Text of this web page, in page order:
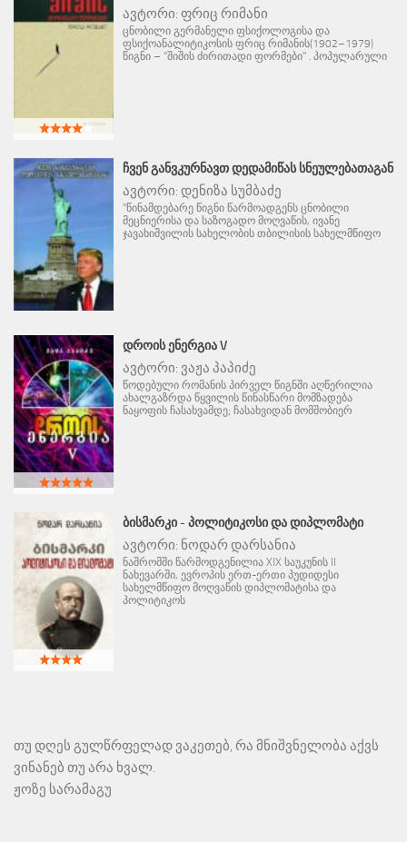
ავტორი: ფრიც რიმანი
ცნობილი გერმანელი ფსიქოლოგისა და
ფსიქოანალიტიკოსის ფრიც რიმანის(1902–1979)
წიგნი – "შიშის ძირითადი ფორმები" . პოპულარული
ᲩᲕᲔᲜ ᲒᲐᲜᲕᲙᲣᲠᲜᲐᲕᲗ ᲓᲔᲓᲐᲛᲘᲬᲐᲡ ᲡᲜᲔᲣᲚᲔᲑᲐᲗᲐᲒᲐᲜ
ავტორი: დენიზა სუმბაძე
"წინამდებარე წიგნი წარმოადგენს ცნობილი
მეცნიერისა და საზოგადო მოღვაწის, ივანე
ჯავახიშვილის სახელობის თბილისის სახელმწიფო
ᲓᲠᲝᲘᲡ ᲔᲜᲔᲠᲒᲘᲐ V
ავტორი: ვაჟა პაპიძე
წოდებული რომანის პირველ წიგნში აღწერილია
ახალგაზრდა წყვილის წინასწარი მომზადება
ნაყოფის ჩასახვამდე; ჩასახვიდან მომშობიერ
ᲑᲘᲡᲛᲐᲠᲙᲘ - ᲞᲝᲚᲘᲢᲘᲙᲝᲡᲘ ᲓᲐ ᲓᲘᲞᲚᲝᲛᲐᲢᲘ
ავტორი: ნოდარ დარსანია
ნაშრომში წარმოდგენილია XIX საუკუნის II
ნახევარში, ევროპის ერთ-ერთი პუდიდესი
სახელმწიფო მოღვაწის დიპლომატისა და
პოლიტიკოს
თუ დღეს გულწრფელად ვაკეთებ, რა მნიშვნელობა აქვს
ვინანებ თუ არა ხვალ.
ჟოზე სარამაგუ